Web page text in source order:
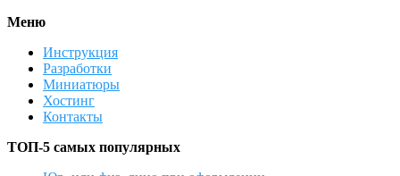
Меню
Инструкция
Разработки
Миниатюры
Хостинг
Контакты
ТОП-5 самых популярных